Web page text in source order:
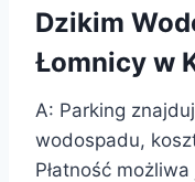
Dzikim
Łomnicy w
A: Parking
wodospadu,
Płatność